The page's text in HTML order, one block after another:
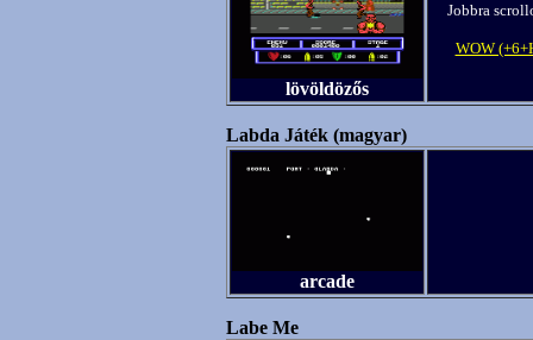
lövöldözős
Jobbra
WOW
Labda Játék (magyar)
arcade
Labe Me